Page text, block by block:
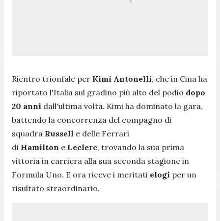
Rientro trionfale per Kimi Antonelli, che in Cina ha
riportato l'Italia sul gradino più alto del podio dopo
20 anni dall'ultima volta. Kimi ha dominato la gara,
battendo la concorrenza del compagno di
squadra Russell e delle Ferrari
di Hamilton e Leclerc, trovando la sua prima
vittoria in carriera alla sua seconda stagione in
Formula Uno. E ora riceve i meritati elogi per un
risultato straordinario.